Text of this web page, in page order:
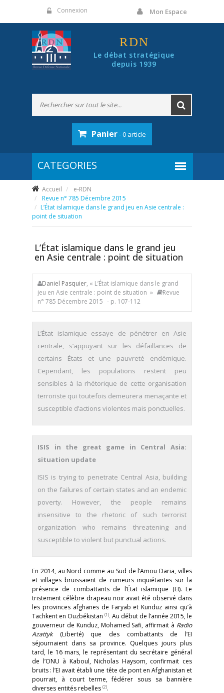
Connexion Mon Espace
RDN
Le débat stratégique
depuis 1939
Panier- 0 article
Accueil
e-RDN
Revue n° 785 Décembre 2015
L’État islamique dans le grand jeu en Asie centrale :
point de situation
L’État islamique dans le grand jeu
en Asie centrale : point de situation
Daniel Pasquier, « L’État islamique dans le grand
jeu en Asie centrale : point de situation »
Revue
n° 785 Décembre 2015 - p. 107-112
L’État islamique essaye de pénétrer en Asie
centrale, s’appuyant sur les défaillances de
certains États et une pauvreté endémique.
Cependant, les populations restent peu
sensibles à la rhétorique de cette organisation
terroriste qui toutefois demeurera menaçante et
susceptible d’actions violentes mais ponctuelles.
ISIS in the great game in Central Asia:
situation update
ISIS is trying to penetrate Central Asia, building
on the failures of certain states and an endemic
poverty. However, the people remains
insensitive to the rhetoric of such terrorist
organization who remains threatening and
susceptible to violent but punctual actions.
En 2014, au Nord comme au Sud de l’Amou Daria, villes
et villages bruissaient de rumeurs inquiétantes sur la
présence de combattants de l’État islamique (EI). Le
tristement célèbre drapeau noir avait été observé dans
les provinces afghanes de Faryab et Kunduz ainsi qu’à
Tachkent en Ouzbékistan (1). Au début de l’année 2015, le
gouverneur de Kunduz, Mohamed Safi, affirmait à Radio
Azattyk(Liberté) que des combattants de l’EI
séjournaient dans sa province. Quelques jours plus
tard, le 16 mars, le représentant du secrétaire général
de l’ONU à Kaboul, Nicholas Haysom, confirmait ces
bruits : l’EI avait établi une tête de pont en Afghanistan et
pourrait, à court terme, fédérer sous sa bannière
diverses entités rebelles (2).